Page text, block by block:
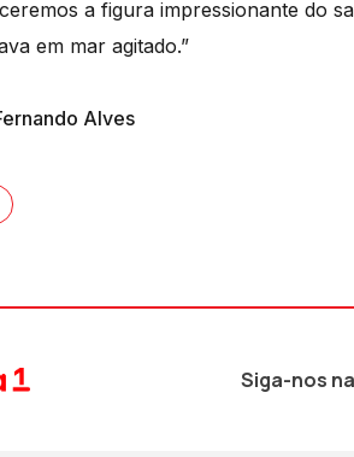
a figura impressionante do
em mar agitado.”
Alves
Siga-nos